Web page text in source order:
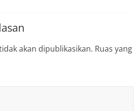
akan dipublikasikan. Ruas yang